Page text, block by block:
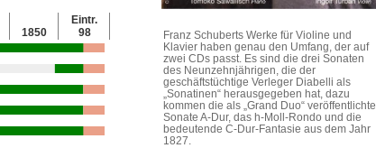
1850
Eintr.
98
Franz Schuberts Werke für Violine und
Klavier haben genau den Umfang, der auf
zwei CDs passt. Es sind die drei Sonaten
des Neunzehnjährigen, die der
geschäftstüchtige Verleger Diabelli als
„Sonatinen“ herausgegeben hat, dazu
kommen die als „Grand Duo“ veröffentlichte
Sonate A-Dur, das h-Moll-Rondo und die
bedeutende C-Dur-Fantasie aus dem Jahr
1827.